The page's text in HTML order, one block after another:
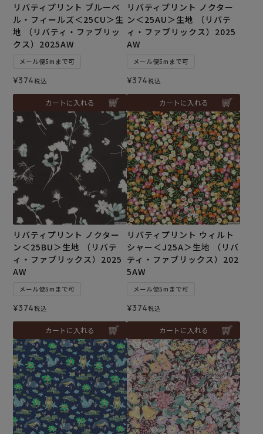
リバティプリント ブルーベ
ル・フィールズ＜25CU＞生
地 （リバティ・ファブリッ
クス）2025AW
メール便5mまで可
¥374税込
カートに入れる
リバティプリント ノクター
ン＜25AU＞生地 （リバテ
ィ・ファブリックス）2025
AW
メール便5mまで可
¥374税込
カートに入れる
リバティプリント ノクター
ン＜25BU＞生地 （リバテ
ィ・ファブリックス）2025
AW
メール便5mまで可
¥374税込
カートに入れる
リバティプリント ウィルト
シャー＜J25A＞生地 （リバ
ティ・ファブリックス）202
5AW
メール便5mまで可
¥374税込
カートに入れる